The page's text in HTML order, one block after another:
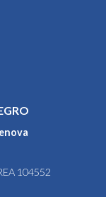
104552